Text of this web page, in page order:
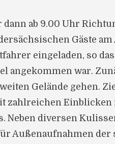
dann ab 9.00 Uhr
Gäste
eingeladen, so
angekommen war.
Gelände gehen.
zahlreichen Einblicken
Neben diversen
Außenaufnahmen der